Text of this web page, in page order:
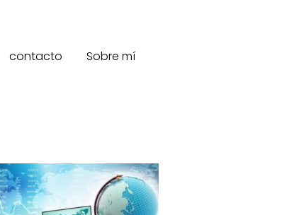
contacto Sobre mí